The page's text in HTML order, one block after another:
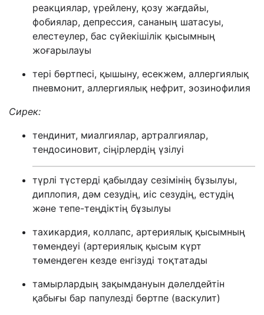
реакциялар, үрейлену, қозу жағдайы,
фобиялар, депрессия, сананың шатасуы,
елестеулер, бас сүйекішілік қысымның
жоғарылауы
тері бөртпесі, қышыну, есекжем, аллергиялық
пневмонит, аллергиялық нефрит, эозинофилия
Сирек:
тендинит, миалгиялар, артралгиялар,
тендосиновит, сіңірлердің үзілуі
түрлі түстерді қабылдау сезімінің бұзылуы,
диплопия, дәм сезудің, иіс сезудің, естудің
және тепе-теңдіктің бұзылуы
тахикардия, коллапс, артериялық қысымның
төмендеуі (артериялық қысым күрт
төмендеген кезде енгізуді тоқтатады
тамырлардың зақымдануын дәлелдейтін
қабығы бар папулезді бөртпе (васкулит)